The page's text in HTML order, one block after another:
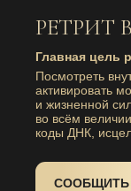
СООБЩИТЬ
Главная цель
РЕТРИТ
Посмотреть
активировать
и жизненной
во всём
коды ДНК,